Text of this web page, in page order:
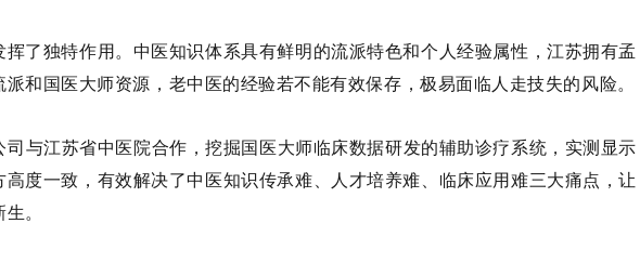
了独特作用。中医知识体系具有鲜明的流派特色和个人经验属性，江苏拥有孟
和国医大师资源，老中医的经验若不能有效保存，极易面临人走技失的风险。
与江苏省中医院合作，挖掘国医大师临床数据研发的辅助诊疗系统，实测显示
度一致，有效解决了中医知识传承难、人才培养难、临床应用难三大痛点，让
。